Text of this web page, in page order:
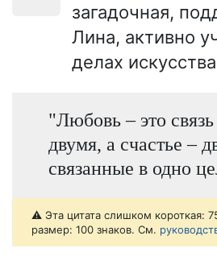
загадочная,
Лина, активно
делах
"Любовь – это
двумя, а счастье –
связанные в одно
⚠️ Эта цитата слишком короткая:
размер: 100 знаков. См.